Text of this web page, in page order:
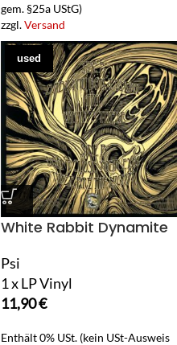
gem. §25a UStG)
zzgl.Versand
used
White Rabbit Dynamite
Psi
1 x LP Vinyl
11,90€
Enthält 0% USt. (kein USt-Ausweis